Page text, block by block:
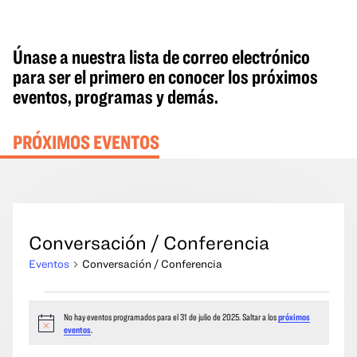
Únase a nuestra lista de correo electrónico
para ser el primero en conocer los próximos
eventos, programas y demás.
PRÓXIMOS EVENTOS
Conversación / Conferencia
Eventos Conversación / Conferencia
del
Aviso
No hay eventos programados para el 31 de julio de 2025. Saltar a lospróximos
eventos.